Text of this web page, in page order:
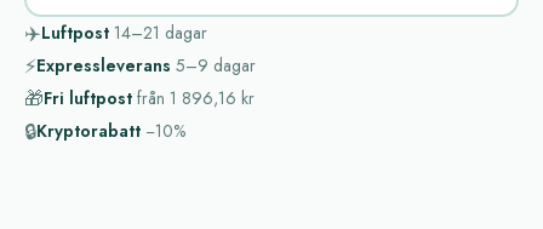
✈️Luftpost 14–21 dagar
⚡Expressleverans 5–9 dagar
🎁Fri luftpost från 1 896,16 kr
🔒Kryptorabatt −10%